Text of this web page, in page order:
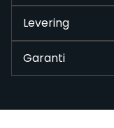
Levering
Garanti